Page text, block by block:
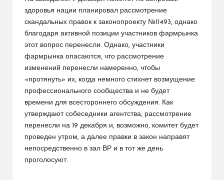
здоровья нации планировал рассмотрение
скандальных правок к законопроекту №11493, однако
благодаря активной позиции участников фармрынка
этот вопрос перенесли. Однако, участники
фармрынка опасаются, что рассмотрение
изменений перенесли намеренно, чтобы
«протянуть» их, когда немного стихнет возмущение
профессионального сообщества и не будет
времени для всестороннего обсуждения. Как
утверждают собеседники агентства, рассмотрение
перенесли на 19 декабря и, возможно, комитет будет
проведен утром, а далее правки в закон направят
непосредственно в зал ВР и в тот же день
проголосуют.